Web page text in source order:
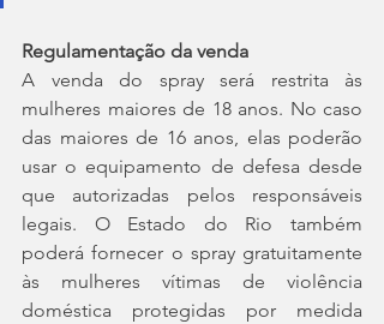
Regulamentação da venda
A venda do spray será restrita às
mulheres maiores de 18 anos. No caso
das maiores de 16 anos, elas poderão
usar o equipamento de defesa desde
que autorizadas pelos responsáveis
legais. O Estado do Rio também
poderá fornecer o spray gratuitamente
às mulheres vítimas de violência
doméstica protegidas por medida